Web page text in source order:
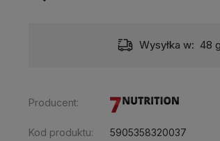
Wysyłka w: 48
Producent:
Kod produktu: 5905358320037